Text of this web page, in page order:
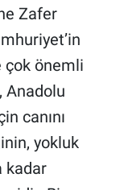
Zafer
önemli
Anadolu
canını
yokluk
kadar